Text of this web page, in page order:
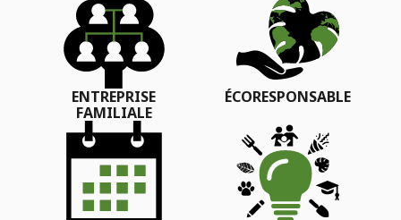
ENTREPRISE
FAMILIALE
ÉCORESPONSABLE